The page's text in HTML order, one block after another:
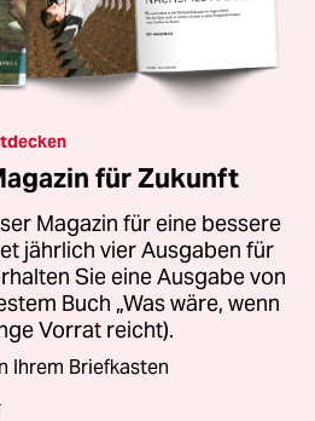
für Zukunft
Magazin für eine bessere
jährlich vier Ausgaben für
Sie eine Ausgabe von
Buch „Was wäre, wenn
Vorrat reicht).
Ihrem Briefkasten